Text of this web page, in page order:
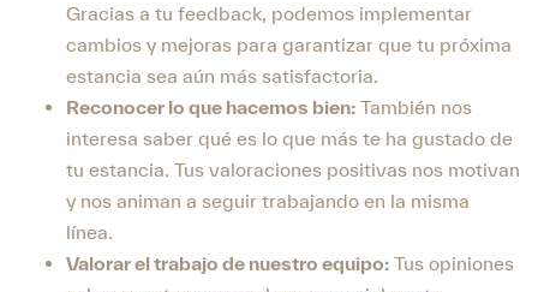
Gracias a tu feedback, podemos implementar
cambios y mejoras para garantizar que tu próxima
estancia sea aún más satisfactoria.
Reconocer lo que hacemos bien: También nos
interesa saber qué es lo que más te ha gustado de
tu estancia. Tus valoraciones positivas nos motivan
y nos animan a seguir trabajando en la misma
línea.
Valorar el trabajo de nuestro equipo: Tus opiniones